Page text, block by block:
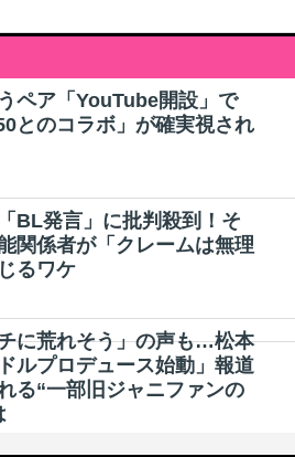
ペア「YouTube開設」で
とのコラボ」が確実視され
BL発言」に批判殺到！そ
関係者が「クレームは無理
るワケ
に荒れそう」の声も…松本
ルプロデュース始動」報道
る“一部旧ジャニファンの